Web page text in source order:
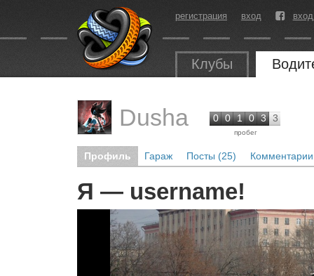
регистрация вход
Клубы
Dusha 0 0 1 0 3 3
пробег
Профиль Гараж Посты (25)
Я — username!